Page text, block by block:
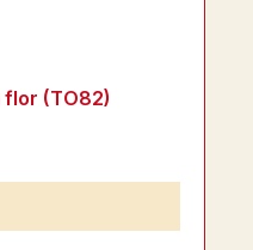
flor (TO82)